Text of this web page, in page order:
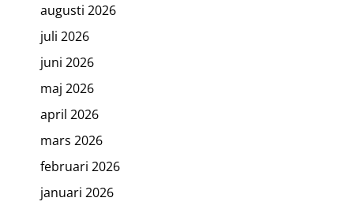
augusti 2026
juli 2026
juni 2026
maj 2026
april 2026
mars 2026
februari 2026
januari 2026